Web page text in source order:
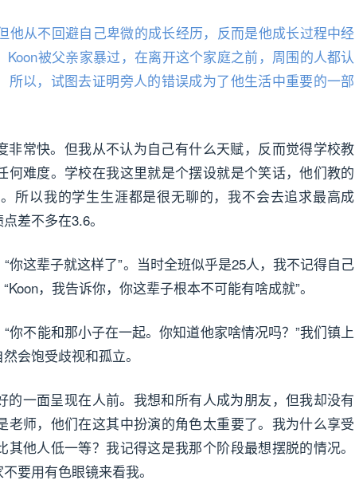
他从不回避自己卑微的成长经历，反而是他成长过程中经
被父亲家暴过，在离开这个家庭之前，周围的人都认
以，试图去证明旁人的错误成为了他生活中重要的一部
常快。但我从不认为自己有什么天赋，反而觉得学校教
难度。学校在我这里就是个摆设就是个笑话，他们教的
所以我的学生生涯都是很无聊的，我不会去追求最高成
差不多在3.6。
你这辈子就这样了”。当时全班似乎是25人，我不记得自己
，我告诉你，你这辈子根本不可能有啥成就”。
你不能和那小子在一起。你知道他家啥情况吗？”我们镇上
会饱受歧视和孤立。
一面呈现在人前。我想和所有人成为朋友，但我却没有
师，他们在这其中扮演的角色太重要了。我为什么享受
他人低一等？我记得这是我那个阶段最想摆脱的情况。
要用有色眼镜来看我。